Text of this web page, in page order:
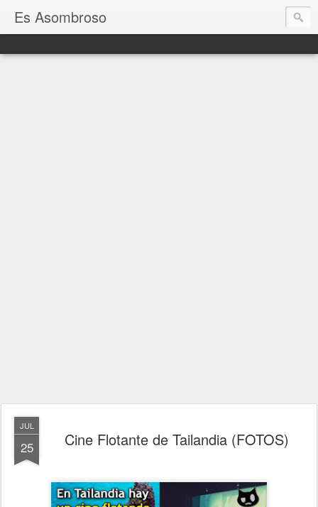
Es Asombroso
JUL
25 Cine Flotante de Tailandia (FOTOS)